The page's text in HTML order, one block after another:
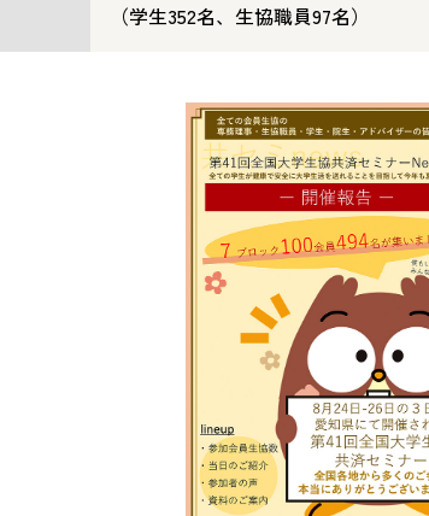
（学生352名、生協職員97名）